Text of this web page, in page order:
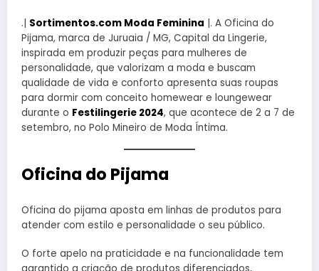
.| Sortimentos.com Moda Feminina |. A Oficina do
Pijama, marca de Juruaia / MG, Capital da Lingerie,
inspirada em produzir peças para mulheres de
personalidade, que valorizam a moda e buscam
qualidade de vida e conforto apresenta suas roupas
para dormir com conceito homewear e loungewear
durante o Festilingerie 2024, que acontece de 2 a 7 de
setembro, no Polo Mineiro de Moda Íntima.
Oficina do Pijama
Oficina do pijama aposta em linhas de produtos para
atender com estilo e personalidade o seu público.
O forte apelo na praticidade e na funcionalidade tem